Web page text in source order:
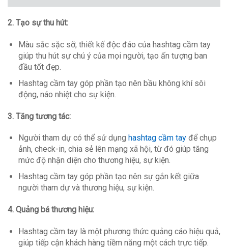
2. Tạo sự thu hút:
Màu sắc sặc sỡ, thiết kế độc đáo của hashtag cầm tay
giúp thu hút sự chú ý của mọi người, tạo ấn tượng ban
đầu tốt đẹp.
Hashtag cầm tay góp phần tạo nên bầu không khí sôi
động, náo nhiệt cho sự kiện.
3. Tăng tương tác:
Người tham dự có thể sử dụng hashtag cầm tayđể chụp
ảnh, check-in, chia sẻ lên mạng xã hội, từ đó giúp tăng
mức độ nhận diện cho thương hiệu, sự kiện.
Hashtag cầm tay góp phần tạo nên sự gắn kết giữa
người tham dự và thương hiệu, sự kiện.
4. Quảng bá thương hiệu:
Hashtag cầm tay là một phương thức quảng cáo hiệu quả,
giúp tiếp cận khách hàng tiềm năng một cách trực tiếp.